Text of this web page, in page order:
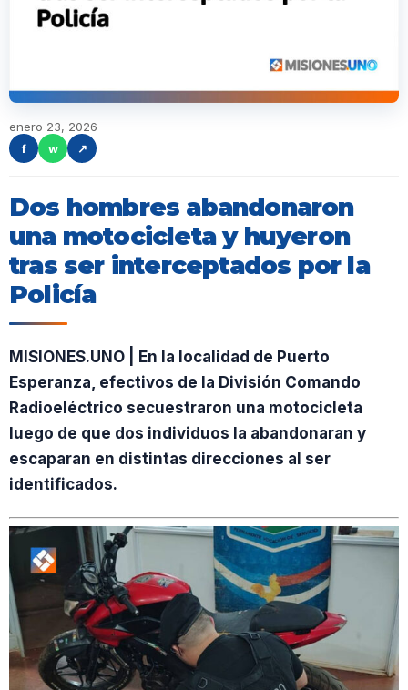
enero 23, 2026
f
w ↗
Dos hombres abandonaron
una motocicleta y huyeron
tras ser interceptados por la
Policía
MISIONES.UNO | En la localidad de Puerto
Esperanza, efectivos de la División Comando
Radioeléctrico secuestraron una motocicleta
luego de que dos individuos la abandonaran y
escaparan en distintas direcciones al ser
identificados.